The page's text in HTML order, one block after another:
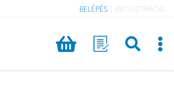
BELÉPÉS REGISZTRÁCIÓ